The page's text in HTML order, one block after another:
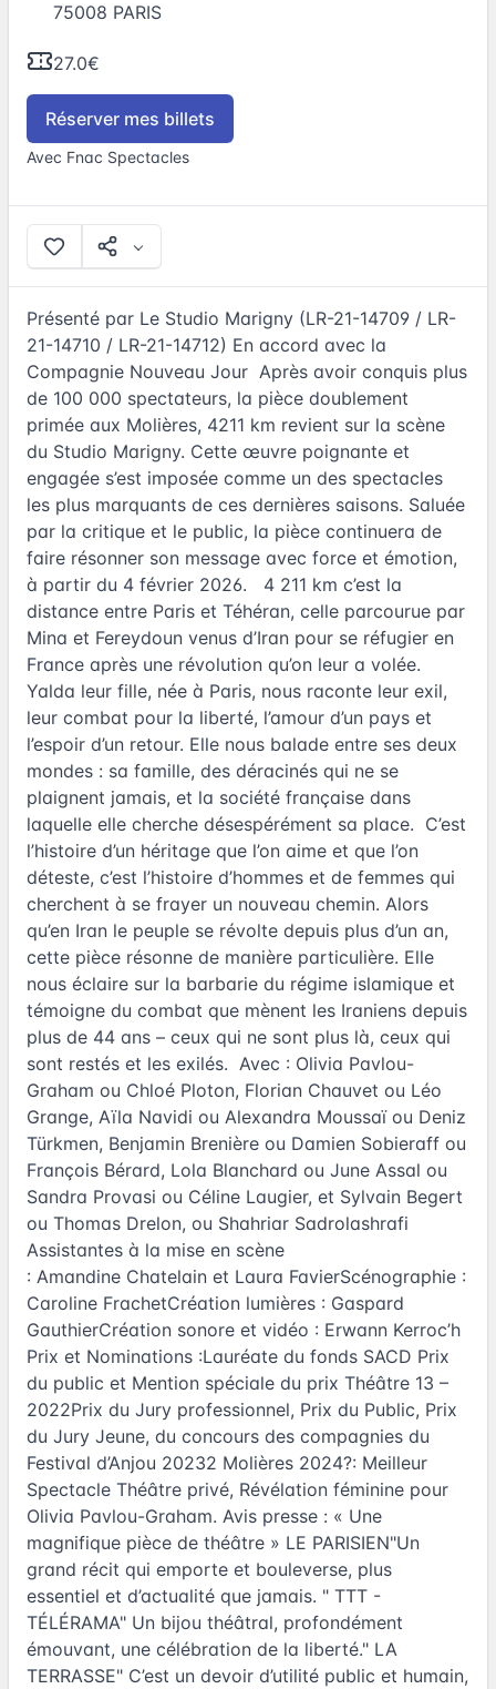
75008 PARIS
27.0€
Réserver mes billets
Avec Fnac Spectacles
Présenté par Le Studio Marigny (LR-21-14709 / LR-
21-14710 / LR-21-14712) En accord avec la
Compagnie Nouveau Jour Après avoir conquis plus
de 100 000 spectateurs, la pièce doublement
primée aux Molières, 4211 km revient sur la scène
du Studio Marigny. Cette œuvre poignante et
engagée s’est imposée comme un des spectacles
les plus marquants de ces dernières saisons. Saluée
par la critique et le public, la pièce continuera de
faire résonner son message avec force et émotion,
à partir du 4 février 2026. 4 211 km c’est la
distance entre Paris et Téhéran, celle parcourue par
Mina et Fereydoun venus d’Iran pour se réfugier en
France après une révolution qu’on leur a volée.
Yalda leur fille, née à Paris, nous raconte leur exil,
leur combat pour la liberté, l’amour d’un pays et
l’espoir d’un retour. Elle nous balade entre ses deux
mondes : sa famille, des déracinés qui ne se
plaignent jamais, et la société française dans
laquelle elle cherche désespérément sa place. C’est
l’histoire d’un héritage que l’on aime et que l’on
déteste, c’est l’histoire d’hommes et de femmes qui
cherchent à se frayer un nouveau chemin. Alors
qu’en Iran le peuple se révolte depuis plus d’un an,
cette pièce résonne de manière particulière. Elle
nous éclaire sur la barbarie du régime islamique et
témoigne du combat que mènent les Iraniens depuis
plus de 44 ans – ceux qui ne sont plus là, ceux qui
sont restés et les exilés. Avec : Olivia Pavlou-
Graham ou Chloé Ploton, Florian Chauvet ou Léo
Grange, Aïla Navidi ou Alexandra Moussaï ou Deniz
Türkmen, Benjamin Brenière ou Damien Sobieraff ou
François Bérard, Lola Blanchard ou June Assal ou
Sandra Provasi ou Céline Laugier, et Sylvain Begert
ou Thomas Drelon, ou Shahriar Sadrolashrafi
Assistantes à la mise en scène
: Amandine Chatelain et Laura FavierScénographie :
Caroline FrachetCréation lumières : Gaspard
GauthierCréation sonore et vidéo : Erwann Kerroc’h
Prix et Nominations :Lauréate du fonds SACD Prix
du public et Mention spéciale du prix Théâtre 13 –
2022Prix du Jury professionnel, Prix du Public, Prix
du Jury Jeune, du concours des compagnies du
Festival d’Anjou 20232 Molières 2024?: Meilleur
Spectacle Théâtre privé, Révélation féminine pour
Olivia Pavlou-Graham. Avis presse : « Une
magnifique pièce de théâtre » LE PARISIEN"Un
grand récit qui emporte et bouleverse, plus
essentiel et d’actualité que jamais. " TTT -
TÉLÉRAMA" Un bijou théâtral, profondément
émouvant, une célébration de la liberté." LA
TERRASSE" C’est un devoir d’utilité public et humain,